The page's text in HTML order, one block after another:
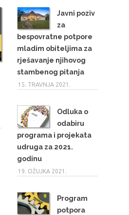
Javni poziv
za
bespovratne potpore
mladim obiteljima za
rješavanje njihovog
stambenog pitanja
15. TRAVNJA 2021.
Odluka o
odabiru
programa i projekata
udruga za 2021.
godinu
19. OŽUJKA 2021.
Program
potpora